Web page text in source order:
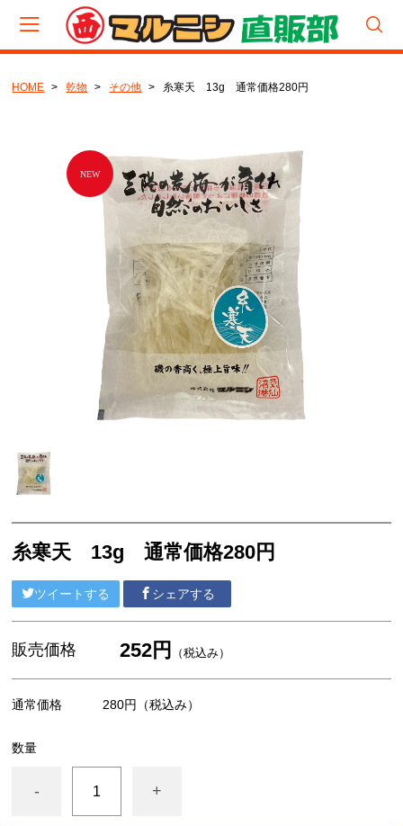
食べくらべパック
生（塩蔵品）セット
宮城わかめ
岩手わかめ
おつまみシリーズ
乾物
おみそ汁
焼きのり
その他
HOME 乾物 その他 糸寒天 13g 通常価格280円
糸寒天 13g 通常価格280円
ツイートする シェアする
販売価格 252円 （税込み）
通常価格 280円 （税込み）
数量
- +